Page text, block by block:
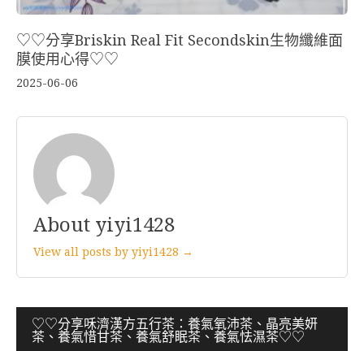
♡♡分享Briskin Real Fit Secondskin生物纖維面
膜使用心得♡♡
2025-06-06
About yiyi1428
View all posts by yiyi1428 →
文
♡♡分享咊濟漢方五行茶：養氣氧沛茶、晶亮美妍
茶、養氣惜甘茶、養氣舒眠茶、養氣怯濕茶♡♡